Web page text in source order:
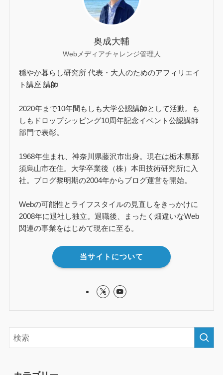
奥成大輔
Webメディアチャレンジ管理人
穏やか暮らし研究所 代表・大人のためのアフィリエイ
ト講座 講師
2020年まで10年間もしも大学公認講師として活動。も
しもドロップシッピング10周年記念イベント公認講師
部門で表彰。
1968年生まれ、神奈川県藤沢市出身。現在は栃木県那
須烏山市在住。大学卒業後（株）本田技術研究所に入
社。ブログ黎明期の2004年からブログ運営を開始。
Webの可能性とライフスタイルの見直しをきっかけに
2008年に退社し独立。退職後、まったく畑違いなWeb
関連の事業をはじめて現在に至る。
当サイトについて